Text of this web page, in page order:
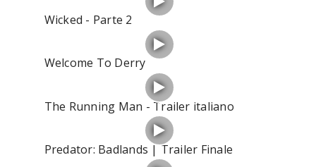
Wicked - Parte 2
Welcome To Derry
The Running Man - Trailer italiano
Predator: Badlands | Trailer Finale